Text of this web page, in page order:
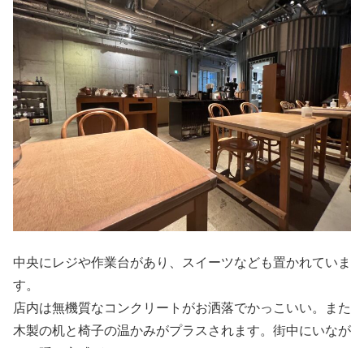
中央にレジや作業台があり、スイーツなども置かれていま
す。
店内は無機質なコンクリートがお洒落でかっこいい。また
木製の机と椅子の温かみがプラスされます。街中にいなが